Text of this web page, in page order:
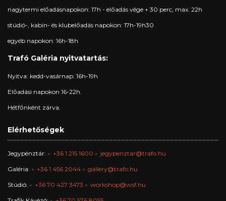
nagytermi előadásnapokon: 17h - előadás vége + 30 perc, max. 22h
stúdió-, kabin- és klubelőadás napokon: 17h-19h30
egyéb napokon: 16h-18h
Trafó Galéria nyitvatartás:
Nyitva: kedd-vasárnap: 16h-19h
Előadási napokon 16-22h.
Hétfőnként zárva.
Elérhetőségek
Jegypénztár: +36 1 215 1600 jegypenztar@trafo.hu
Galéria: +36 1 456 2044 gallery@trafo.hu
Stúdió: +36 70 427 3473 workshop@wsf.hu